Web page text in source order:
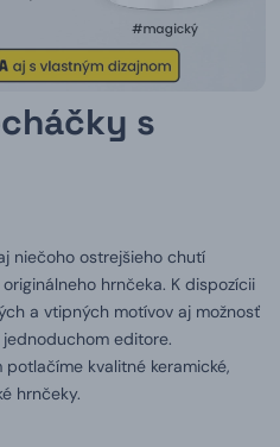
s
niečoho ostrejšieho chutí
hrnčeka. K dispozícii
a vtipných motívov aj možnosť
editore.
kvalitné keramické,
hrnčeky.